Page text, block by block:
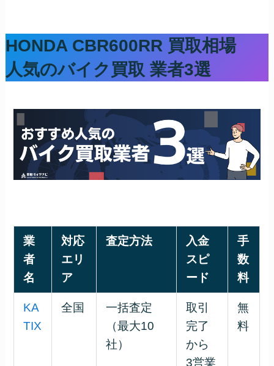
HONDA CBR600RR 買取相場
人気のバイク買取 業者3選
業
者
名
対応
エリ
ア
査定方法
入金
スピ
ード
手
数
料
KA
TIX
全国
一括査定
（最大10
社）
取引
完了
から
3営業
無
料